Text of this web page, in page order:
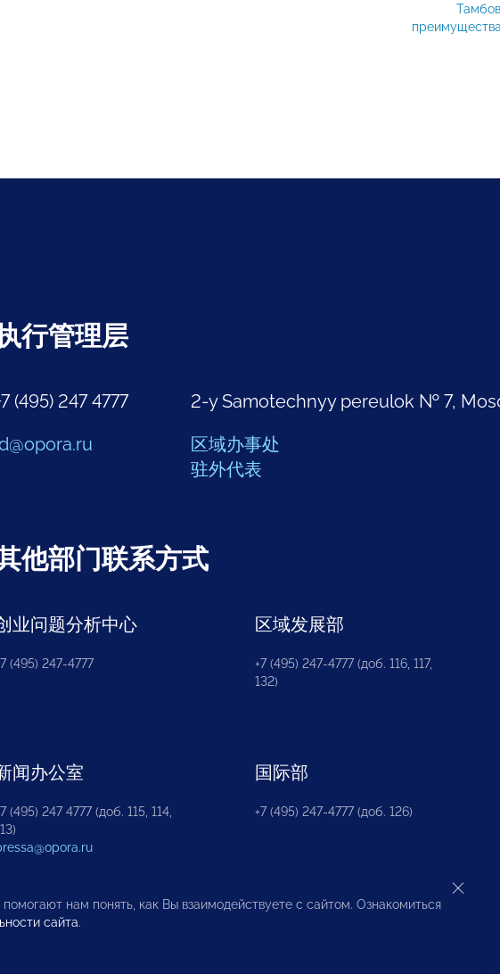
行管理层
(495) 247 4777
2-y Samotechnyy pereulok № 7,
区域办事处
驻外代表
他部门联系方式
业问题分析中心
(495) 247-4777
区域发展部
+7 (495) 247-4777 (доб. 116, 117,
132)
闻办公室
(495) 247 4777 (доб. 115, 114,
国际部
+7 (495) 247-4777 (доб. 126)
нам понять, как Вы взаимодействуете с сайтом. Ознакомиться
сайта.